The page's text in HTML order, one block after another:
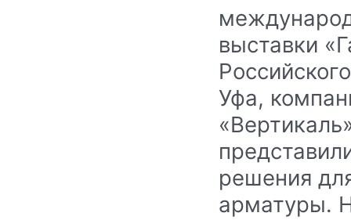
выставки
Уфа,
решения
арматуры.